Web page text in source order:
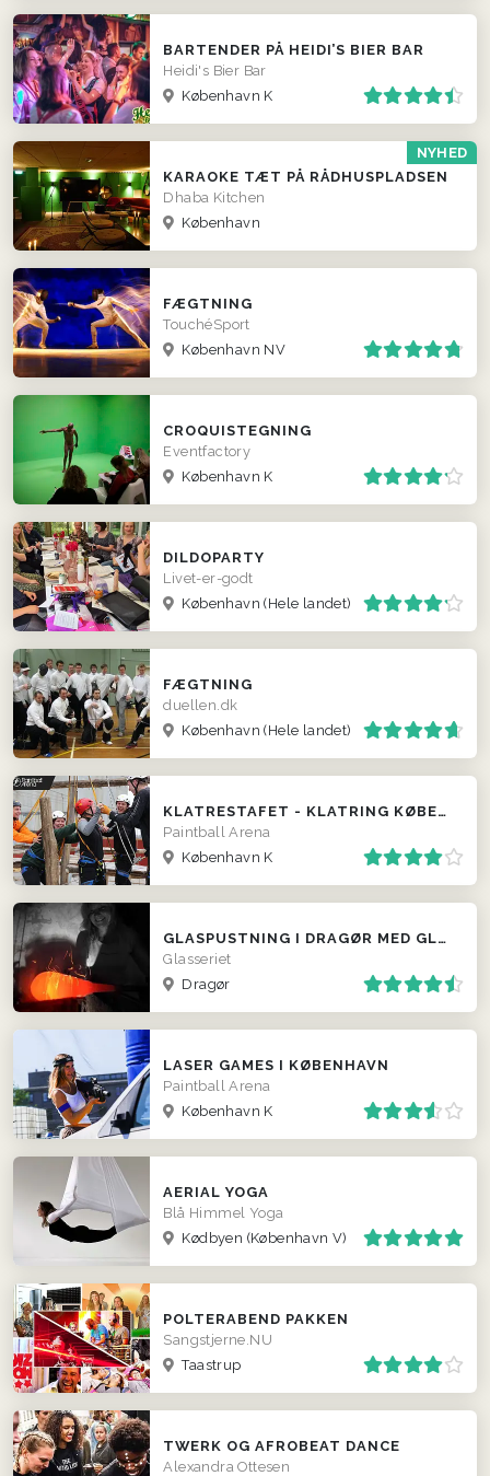
BARTENDER PÅ HEIDI’S BIER BAR
Heidi's Bier Bar
København K
NYHED
KARAOKE TÆT PÅ RÅDHUSPLADSEN
Dhaba Kitchen
København
FÆGTNING
TouchéSport
København NV
CROQUISTEGNING
Eventfactory
København K
DILDOPARTY
Livet-er-godt
København(Hele landet)
FÆGTNING
duellen.dk
København(Hele landet)
KLATRESTAFET - KLATRING KØBENHAVN
Paintball Arena
København K
GLASPUSTNING I DRAGØR MED GLASKUNSTNEREN RIKKE BRUZELIUS
Glasseriet
Dragør
LASER GAMES I KØBENHAVN
Paintball Arena
København K
AERIAL YOGA
Blå Himmel Yoga
Kødbyen (København V)
POLTERABEND PAKKEN
Sangstjerne.NU
Taastrup
TWERK OG AFROBEAT DANCE
Alexandra Ottesen